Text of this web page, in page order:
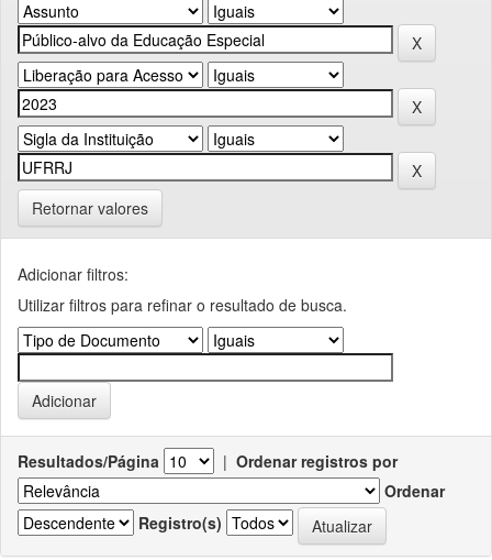
Retornar valores
Adicionar filtros:
Utilizar filtros para refinar o resultado de busca.
Resultados/Página | Ordenar registros por
Ordenar
Registro(s)